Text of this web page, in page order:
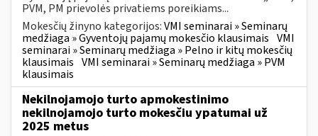
PVM, PM prievolės privatiems poreikiams...
Mokesčių žinyno kategorijos:VMI seminarai » Seminarų
medžiaga » Gyventojų pajamų mokesčio klausimais VMI
seminarai » Seminarų medžiaga » Pelno ir kitų mokesčių
klausimais VMI seminarai » Seminarų medžiaga » PVM
klausimais
Nekilnojamojo turto apmokestinimo
nekilnojamojo turto mokesčiu ypatumai už
2025 metus